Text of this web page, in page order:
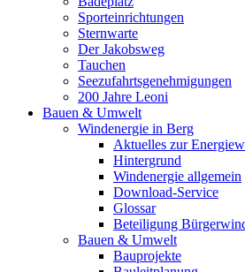
Sporteinrichtungen
Sternwarte
Der Jakobsweg
Tauchen
Seezufahrtsgenehmigungen
200 Jahre Leoni
Bauen & Umwelt
Windenergie in Berg
Aktuelles zur
Hintergrund
Windenergie allgemein
Download-Service
Glossar
Beteiligung
Bauen & Umwelt
Bauprojekte